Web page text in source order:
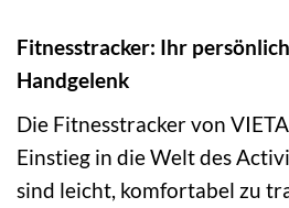
Fitnesstracker: Ihr
Handgelenk
Die Fitnesstracker von
Einstieg in die Welt des
sind leicht, komfortabel zu